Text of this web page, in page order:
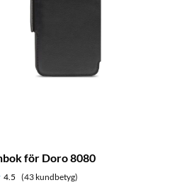
för Doro 8080
4.5 (43 kundbetyg)